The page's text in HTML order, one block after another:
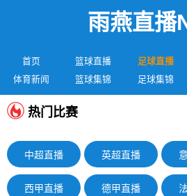
雨燕直播
首页 篮球直播 足球直播
体育新闻
篮球集锦 足球集锦
热门比赛
中超直播 英超直播
西甲直播 德甲直播